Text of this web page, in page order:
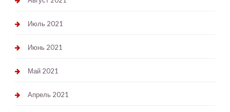
Июль 2021
Июнь 2021
Май 2021
Апрель 2021